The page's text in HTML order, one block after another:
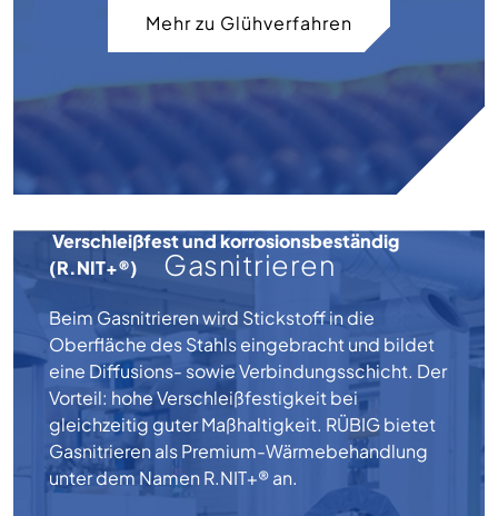
Mehr zu Glühverfahren
Gasnitrieren
Verschleißfest und korrosionsbeständig
(R.NIT+®)
Beim Gasnitrieren wird Stickstoff in die
Oberfläche des Stahls eingebracht und bildet
eine Diffusions- sowie Verbindungsschicht. Der
Vorteil: hohe Verschleißfestigkeit bei
gleichzeitig guter Maßhaltigkeit. RÜBIG bietet
Gasnitrieren als Premium-Wärmebehandlung
unter dem Namen R.NIT+® an.